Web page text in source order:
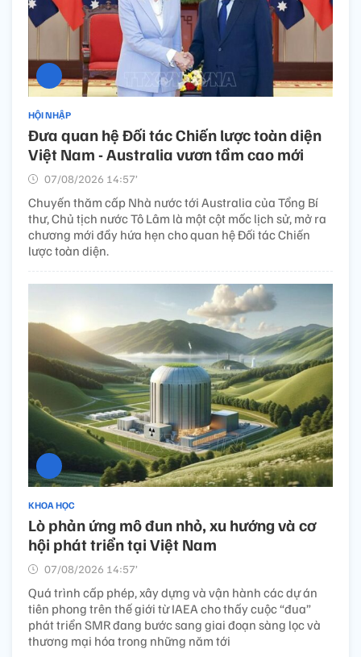
HỘI NHẬP
Đưa quan hệ Đối tác Chiến lược toàn diện
Việt Nam - Australia vươn tầm cao mới
07/08/2026 14:57’
Chuyến thăm cấp Nhà nước tới Australia của Tổng Bí
thư, Chủ tịch nước Tô Lâm là một cột mốc lịch sử, mở ra
chương mới đầy hứa hẹn cho quan hệ Đối tác Chiến
lược toàn diện.
KHOA HỌC
Lò phản ứng mô đun nhỏ, xu hướng và cơ
hội phát triển tại Việt Nam
07/08/2026 14:57’
Quá trình cấp phép, xây dựng và vận hành các dự án
tiên phong trên thế giới từ IAEA cho thấy cuộc “đua”
phát triển SMR đang bước sang giai đoạn sàng lọc và
thương mại hóa trong những năm tới